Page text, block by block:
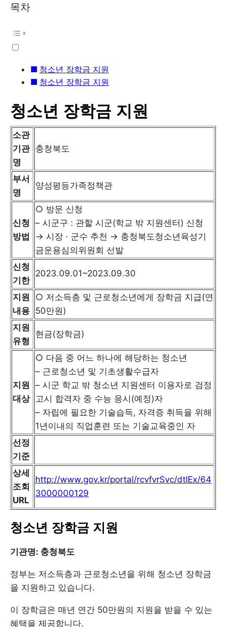
목차
청소년 장학금 지원
청소년 장학금 지원
청소년 장학금 지원
소관
기관
명
충청북도
부서
명
양성평등가족정책관
신청
방법
○ 방문 신청
– 시군구 : 관할 시군(학교 밖 지원센터) 신청
→ 시장 · 군수 추천 → 충청북도청소년육성기
금운용심의위원회 선발
신청
기한
2023.09.01~2023.09.30
지원
내용
○ 저소득층 및 근로청소년에게 장학금 지급(연
50만원)
지원
유형
현금(장학금)
지원
대상
○ 다음 중 어느 하나에 해당하는 청소년
– 근로청소년 및 기초생활수급자
– 시군 학교 밖 청소년 지원센터 이용자로 검정
고시 합격자 중 수능 응시(예정)자
– 자립에 필요한 기술습득, 자격증 취득을 위해
1년이내의 직업훈련 또는 기술교육중인 자
선정
기준
상세
조회
URL
http://www.gov.kr/portal/rcvfvrSvc/dtlEx/64
3000000129
청소년 장학금 지원
기관명: 충청북도
정부는 저소득층과 근로청소년을 위해 청소년 장학금
을 지원하고 있습니다.
이 장학금은 매년 연간 50만원의 지원을 받을 수 있는
혜택을 제공합니다.